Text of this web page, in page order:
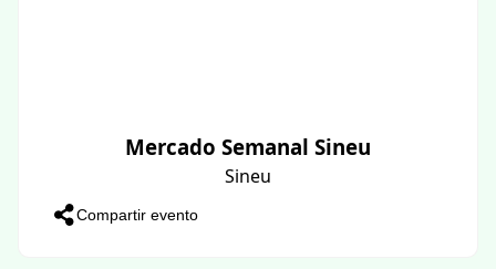
Mercado Semanal Sineu
Sineu
Compartir evento